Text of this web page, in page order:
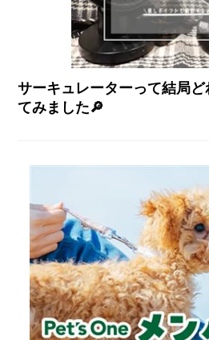
サーキュレーターって結局
てみました🔎